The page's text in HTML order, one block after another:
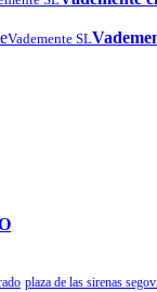
Vademente SL
plaza de las sirenas